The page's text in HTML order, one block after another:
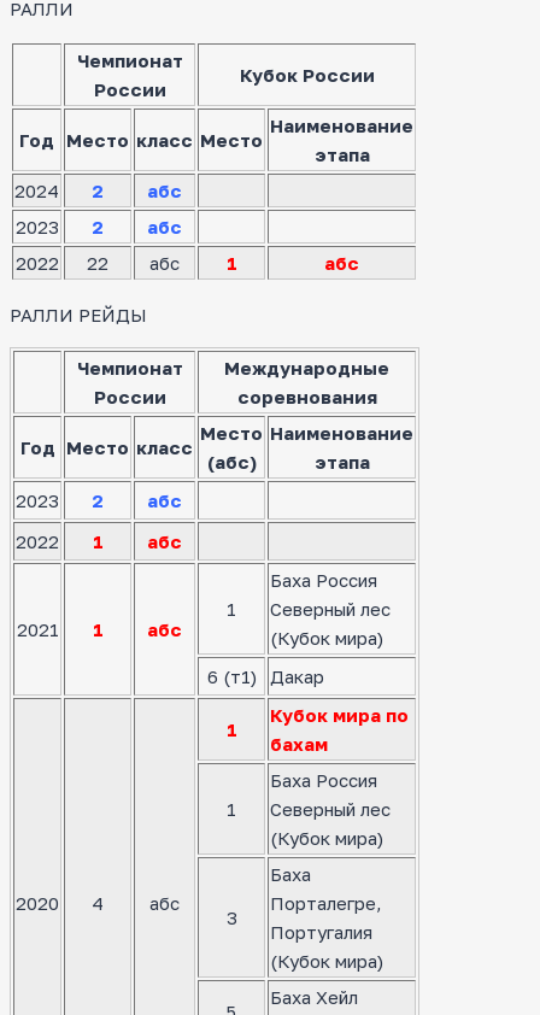
РАЛЛИ
Чемпионат
России
Кубок России
Год Место класс Место
Наименование
этапа
2024
2
абс
2023
2
абс
2022
22 абс 1 абс
РАЛЛИ РЕЙДЫ
Чемпионат
России
Международные
соревнования
Год Место класс
Место
(абс)
Наименование
этапа
2023
2
абс
2022
1 абс
2021 1 абс
1
Баха Россия
Северный лес
(Кубок мира)
6 (т1)
Дакар
2020 4 абс
1
Кубок мира по
бахам
1
Баха Россия
Северный лес
(Кубок мира)
3
Баха
Порталегре,
Португалия
(Кубок мира)
Баха Хейл